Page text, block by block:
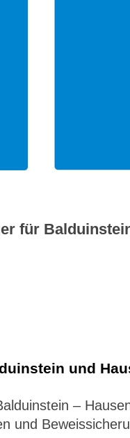
für
und
–
und